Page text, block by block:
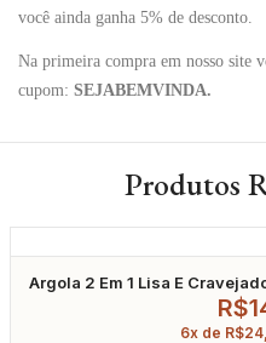
você ainda ganha 5% de desconto.
Na primeira compra em nosso site
cupom: SEJABEMVINDA.
Produtos
Argola 2 Em 1 Lisa E
R$
6x de R$